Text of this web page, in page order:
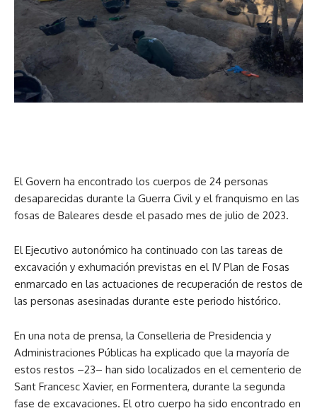
El Govern ha encontrado los cuerpos de 24 personas
desaparecidas durante la Guerra Civil y el franquismo en las
fosas de Baleares desde el pasado mes de julio de 2023.
El Ejecutivo autonómico ha continuado con las tareas de
excavación y exhumación previstas en el IV Plan de Fosas
enmarcado en las actuaciones de recuperación de restos de
las personas asesinadas durante este periodo histórico.
En una nota de prensa, la Conselleria de Presidencia y
Administraciones Públicas ha explicado que la mayoría de
estos restos –23– han sido localizados en el cementerio de
Sant Francesc Xavier, en Formentera, durante la segunda
fase de excavaciones. El otro cuerpo ha sido encontrado en